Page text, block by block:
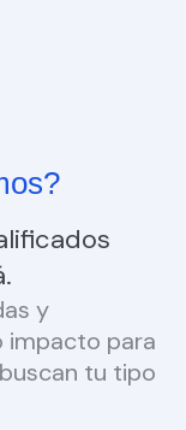
y
impacto para
tu tipo